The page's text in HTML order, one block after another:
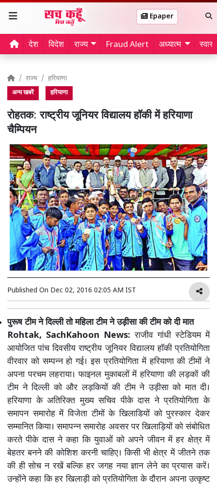
Epaper
देश विदेश राज्य Fraud Alert अध्यात्म
राज्य हरियाणा
अन्य खबरें हरियाणा
रोहतक: राष्ट्रीय जूनियर विद्यालय हॉकी में हरियाणा
चैम्पियन
Published On Dec 02, 2016 02:05 AM IST
पुरूष टीम ने दिल्ली तो महिला टीम ने उड़ीसा की टीम को दी मात
Rohtak, SachKahoon News: राजीव गांधी स्टेडियम में
आयोजित पांच दिवसीय राष्ट्रीय जूनियर विद्यालय हॉकी प्रतियोगिता
वीरवार को सम्पन्न हो गई। इस प्रतियोगिता में हरियाणा की टीमों ने
अपना परचम लहराया। फाइनल मुकाबलों में हरियाणा की लड़कों की
टीम ने दिल्ली को और लड़कियों की टीम ने उड़ीसा को मात दी।
हरियाणा के अतिरिक्त मुख्य सचिव पीके दास ने प्रतियोगिता के
समापन समारोह में विजेता टीमों के खिलाडियों को पुरस्कार देकर
सम्मानित किया। समापन्न समारोह अवसर पर खिलाड़ियों को संबोधित
करते पीके दास ने कहा कि युवाओं को अपने जीवन में हर क्षेत्र में
बेहतर बनने की कोशिश करनी चाहिए। किसी भी क्षेत्र में जीतने तक
की ही सोच न रखें बल्कि हर जगह नया ज्ञान लेने का प्रयास करें।
उन्होंने कहा कि हर खिलाड़ी को प्रतियोगिता के दौरान अपना उत्कृष्ट